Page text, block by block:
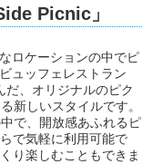
Picnic」
ロケーションの中でピ
ュッフェレストラン
だ、オリジナルのピク
新しいスタイルです。
で、開放感あふれるピ
で気軽に利用可能で
り楽しむこともできま